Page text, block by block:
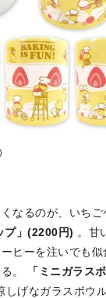
なるのが、いち
プ」(2200円) 。甘
ヒーを注いでも
。
「ミニガラス
しげなガラスボウ